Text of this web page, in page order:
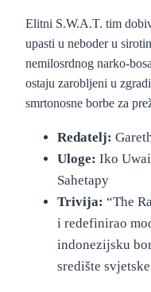
Elitni S.W.A.T. tim
upasti u neboder u
nemilosrdnog narko-
ostaju zarobljeni u
smrtonosne borbe za
Redatelj:
Uloge: Iko
Sahetapy
Trivija: “The
i redefinirao
indonezijsku
središte